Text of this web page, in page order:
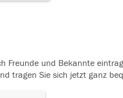
Freunde und Bekannte
tragen Sie sich jetzt ganz